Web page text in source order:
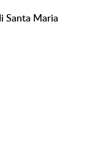
Santa Maria